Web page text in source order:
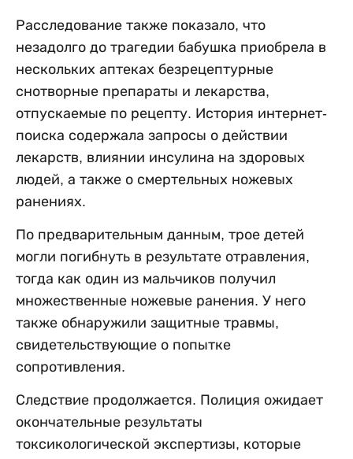
Расследование также показало, что
незадолго до трагедии бабушка приобрела в
нескольких аптеках безрецептурные
снотворные препараты и лекарства,
отпускаемые по рецепту. История интернет-
поиска содержала запросы о действии
лекарств, влиянии инсулина на здоровых
людей, а также о смертельных ножевых
ранениях.
По предварительным данным, трое детей
могли погибнуть в результате отравления,
тогда как один из мальчиков получил
множественные ножевые ранения. У него
также обнаружили защитные травмы,
свидетельствующие о попытке
сопротивления.
Следствие продолжается. Полиция ожидает
окончательные результаты
токсикологической экспертизы, которые